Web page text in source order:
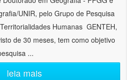
UNIR, pelo Grupo de Pesquisa
Humanas  GENTEH,
de 30 meses, tem como objetivo
...
leia mais